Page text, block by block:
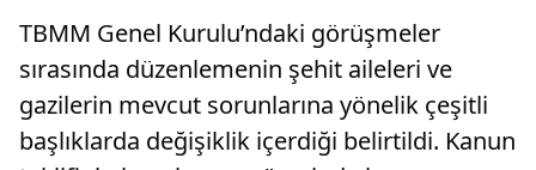
TBMM Genel Kurulu’ndaki görüşmeler
sırasında düzenlemenin şehit aileleri ve
gazilerin mevcut sorunlarına yönelik çeşitli
başlıklarda değişiklik içerdiği belirtildi. Kanun